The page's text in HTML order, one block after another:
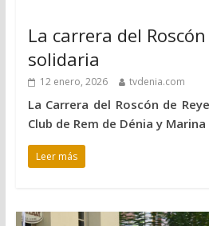
La carrera del
solidaria
12 enero, 2026 tvdenia.com
La Carrera del Roscón de
Club de Rem de Dénia y
Leer más